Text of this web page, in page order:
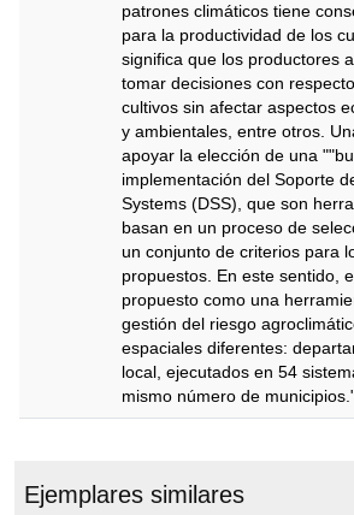
patrones climáticos tiene
para la productividad de los
significa que los productores
tomar decisiones con
cultivos sin afectar aspectos
y ambientales, entre otros.
apoyar la elección de una
implementación del Soporte
Systems (DSS), que son
basan en un proceso de
un conjunto de criterios para
propuestos. En este sentido,
propuesto como una
gestión del riesgo
espaciales diferentes:
local, ejecutados en 54
mismo número de
Ejemplares similares